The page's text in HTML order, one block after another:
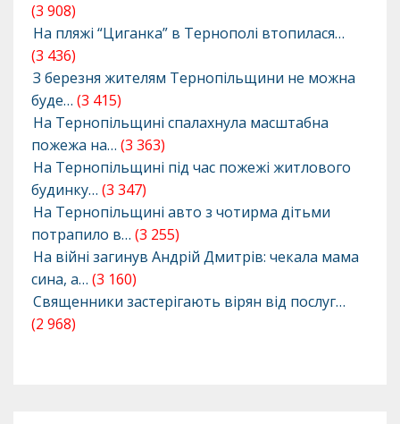
(3 908)
На пляжі “Циганка” в Тернополі втопилася…
(3 436)
З березня жителям Тернопільщини не можна
буде… (3 415)
На Тернопільщині спалахнула масштабна
пожежа на… (3 363)
На Тернопільщині під час пожежі житлового
будинку… (3 347)
На Тернопільщині авто з чотирма дітьми
потрапило в… (3 255)
На війні загинув Андрій Дмитрів: чекала мама
сина, а… (3 160)
Священники застерігають вірян від послуг…
(2 968)